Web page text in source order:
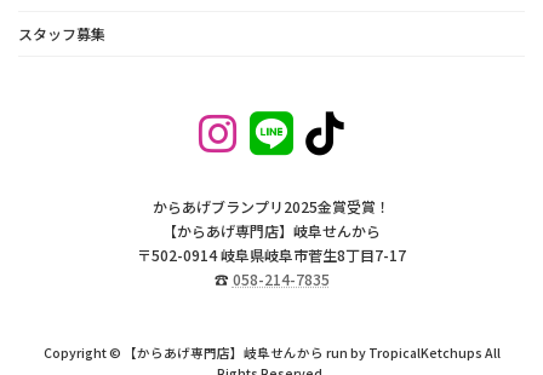
スタッフ募集
ア
イ
コ
ク
ア
イ
コ
ン
ク
イ
コ
ン
ク
からあげブランプリ2025金賞受賞！
【からあげ専門店】岐阜せんから
〒502-0914 岐阜県岐阜市菅生8丁目7-17
☎ 058-214-7835
Copyright © 【からあげ専門店】岐阜せんから run by TropicalKetchups All